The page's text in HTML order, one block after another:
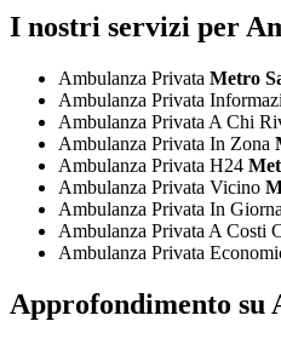
I nostri servizi per
Ambulanza Privata Metro
Ambulanza Privata
Ambulanza Privata A Chi
Ambulanza Privata In Zona
Ambulanza Privata H24
Ambulanza Privata Vicino
Ambulanza Privata In
Ambulanza Privata A Costi
Ambulanza Privata
Approfondimento su